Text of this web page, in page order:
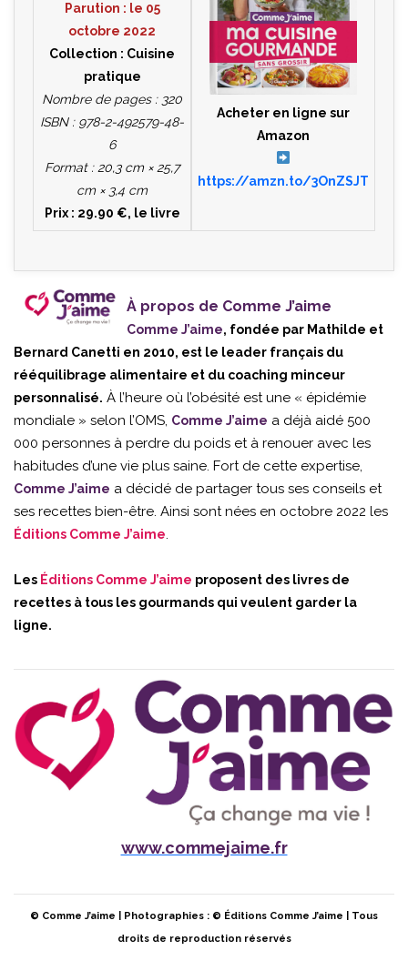
Parution : le 05
octobre 2022
Collection : Cuisine
pratique
Nombre de pages : 320
ISBN : 978-2-492579-48-
6
Format : 20,3 cm × 25,7
cm × 3,4 cm
Prix : 29.90 €, le livre
Acheter en ligne sur
Amazon
https://amzn.to/3OnZSJT
À propos de Comme J’aime
Comme J’aime, fondée par Mathilde et
Bernard Canetti en 2010, est le leader français du
rééquilibrage alimentaire et du coaching minceur
personnalisé. À l’heure où l’obésité est une « épidémie
mondiale » selon l’OMS, Comme J’aime a déjà aidé 500
000 personnes à perdre du poids et à renouer avec les
habitudes d’une vie plus saine. Fort de cette expertise,
Comme J’aime a décidé de partager tous ses conseils et
ses recettes bien-être. Ainsi sont nées en octobre 2022 les
Éditions Comme J’aime.
Les Éditions Comme J’aime proposent des livres de
recettes à tous les gourmands qui veulent garder la
ligne.
www.commejaime.fr
© Comme J’aime | Photographies : © Éditions Comme J’aime | Tous
droits de reproduction réservés